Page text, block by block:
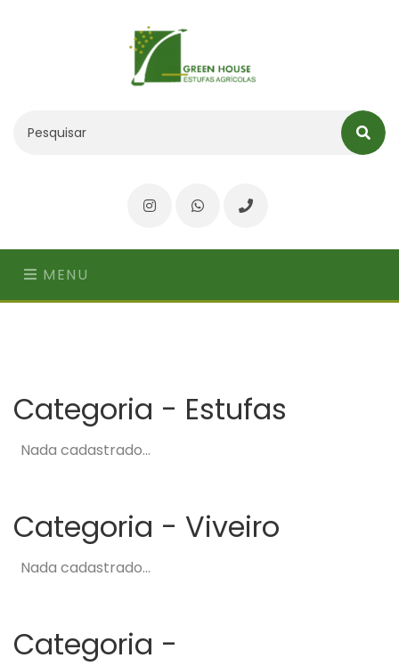
InstagramWhatsAppTelefone
MENU
Categoria - Estufas
Nada cadastrado...
Categoria - Viveiro
Nada cadastrado...
Categoria -